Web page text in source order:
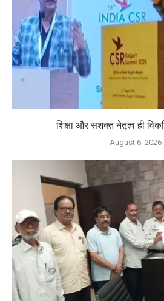
शिक्षा और सशक्त नेतृत्व ही
August 6, 2026